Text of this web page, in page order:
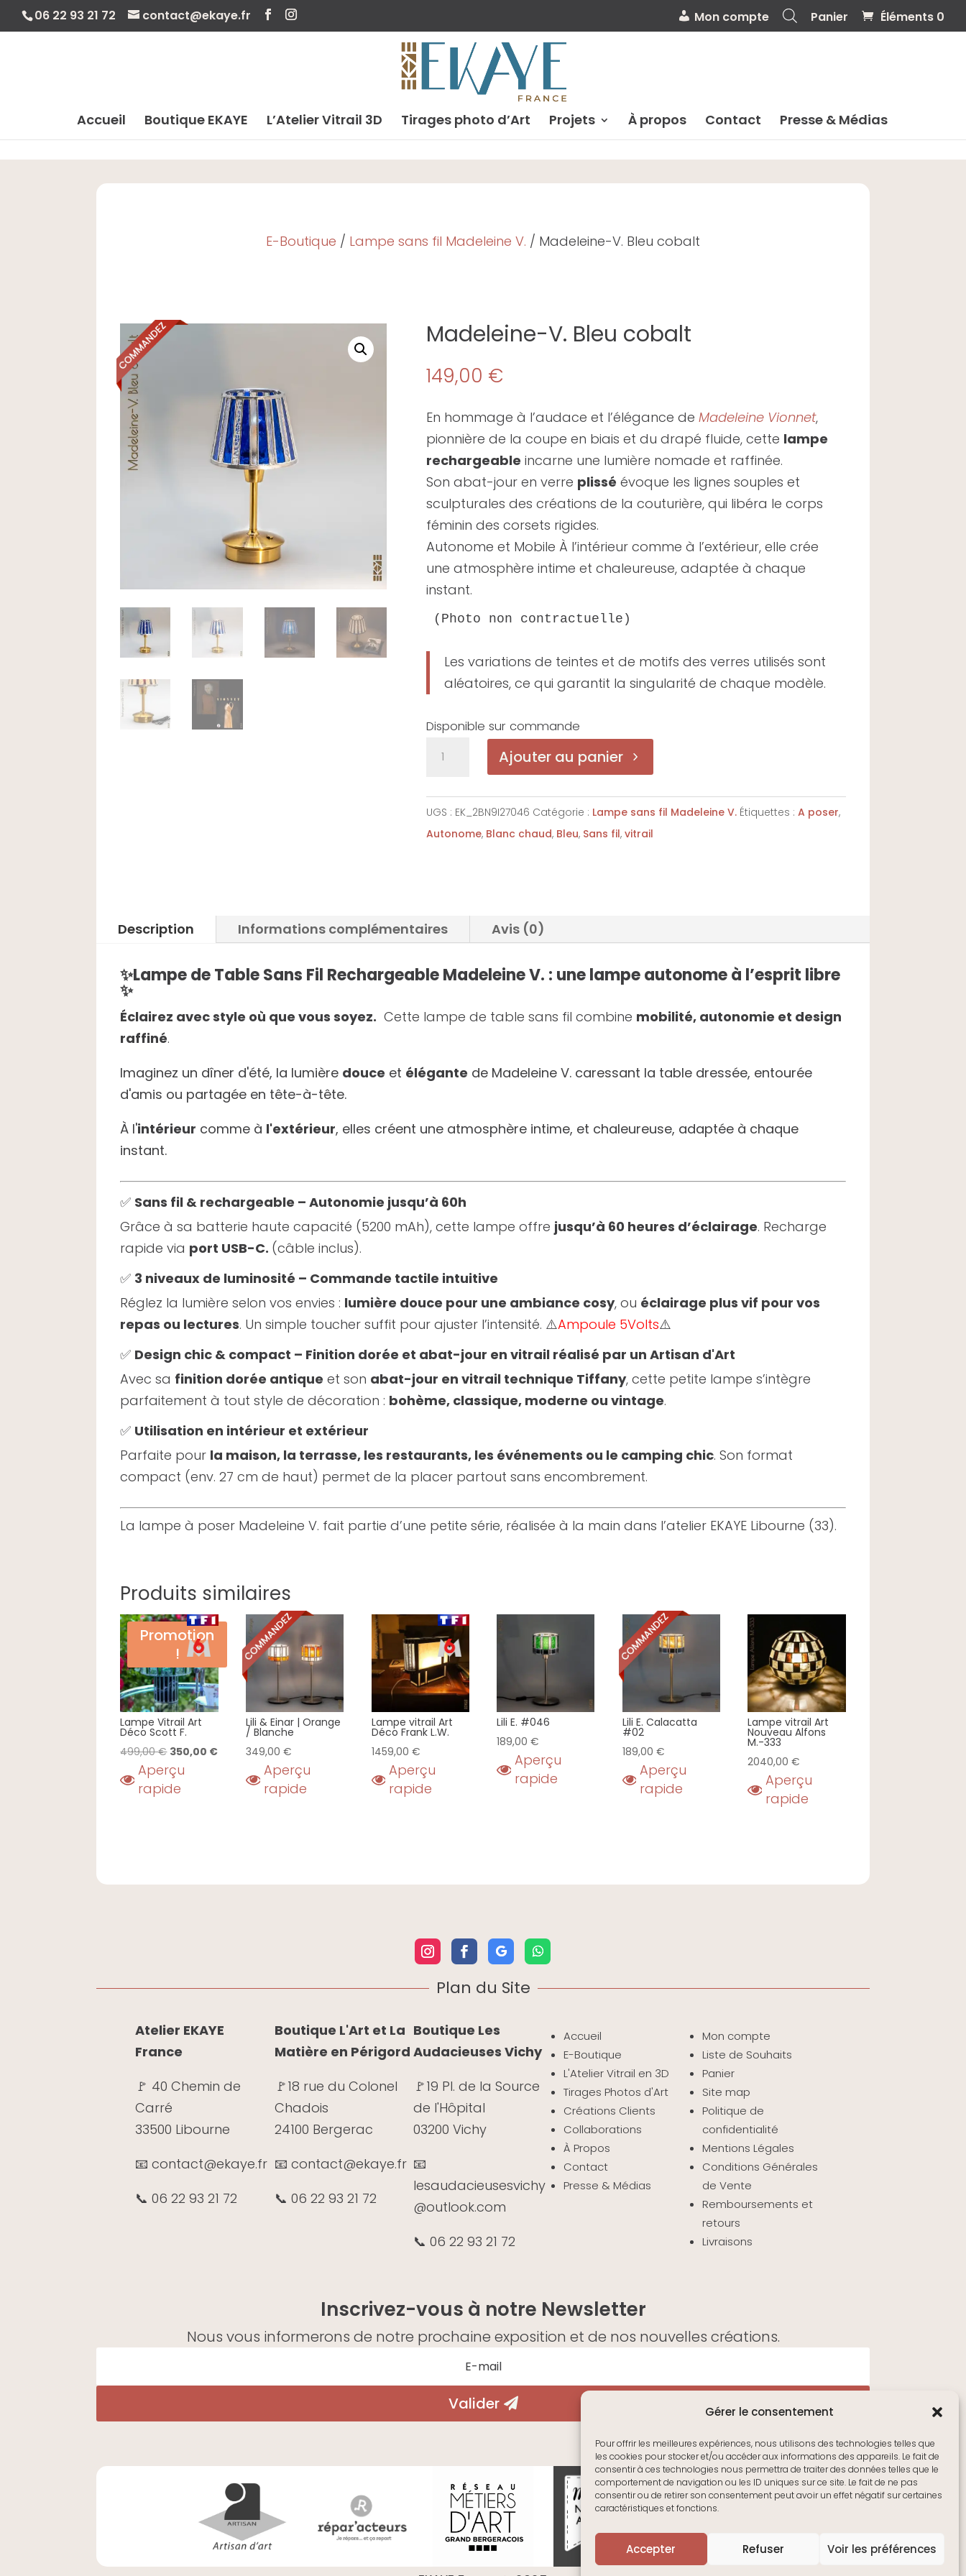
Gérer le consentement
Pour offrir les meilleures expériences, nous utilisons des technologies telles que
les cookies pour stocker et/ou accéder aux informations des appareils. Le fait de
consentir à ces technologies nous permettra de traiter des données telles que le
comportement de navigation ou les ID uniques sur ce site. Le fait de ne pas
consentir ou de retirer son consentement peut avoir un effet négatif sur certaines
caractéristiques et fonctions.
Accepter Refuser Voir les préférences
06 22 93 21 72 contact@ekaye.fr Mon compte Panier Éléments 0
Accueil Boutique EKAYE L’Atelier Vitrail 3D Tirages photo d’Art Projets À propos Contact Presse & Médias
E-Boutique / Lampe sans fil Madeleine V. / Madeleine-V. Bleu cobalt
Madeleine-V. Bleu cobalt
149,00 €
En hommage à l’audace et l’élégance deMadeleine Vionnet,
pionnière de la coupe en biais et du drapé fluide, cette lampe
rechargeable incarne une lumière nomade et raffinée.
Son abat-jour en verre plissé évoque les lignes souples et
sculpturales des créations de la couturière, qui libéra le corps
féminin des corsets rigides.
Autonome et Mobile À l’intérieur comme à l’extérieur, elle crée
une atmosphère intime et chaleureuse, adaptée à chaque
instant.
(Photo non contractuelle)
Les variations de teintes et de motifs des verres utilisés sont
aléatoires, ce qui garantit la singularité de chaque modèle.
Disponible sur commande
V.
Bleu
Ajouter au panier
UGS : EK_2BN9I27046 Catégorie : Lampe sans fil Madeleine V. Étiquettes :A poser,
Autonome, Blanc chaud, Bleu, Sans fil,vitrail
Description Informations complémentaires Avis (0)
✨Lampe de Table Sans Fil Rechargeable Madeleine V. : une lampe autonome à l’esprit libre
✨
Éclairez avec style où que vous soyez. Cette lampe de table sans fil combine mobilité, autonomie et design
raffiné.
Imaginez un dîner d'été, la lumière douce et élégante de Madeleine V. caressant la table dressée, entourée
d'amis ou partagée en tête-à-tête.
À l'intérieur comme à l'extérieur, elles créent une atmosphère intime, et chaleureuse, adaptée à chaque
instant.
✅ Sans fil & rechargeable – Autonomie jusqu’à 60h
Grâce à sa batterie haute capacité (5200 mAh), cette lampe offre jusqu’à 60 heures d’éclairage. Recharge
rapide via port USB-C. (câble inclus).
✅ 3 niveaux de luminosité – Commande tactile intuitive
Réglez la lumière selon vos envies : lumière douce pour une ambiance cosy, ou éclairage plus vif pour vos
repas ou lectures. Un simple toucher suffit pour ajuster l’intensité. ⚠️Ampoule 5Volts⚠️
✅ Design chic & compact – Finition dorée et abat-jour en vitrail réalisé par un Artisan d'Art
Avec sa finition dorée antique et son abat-jour en vitrail technique Tiffany, cette petite lampe s’intègre
parfaitement à tout style de décoration : bohème, classique, moderne ou vintage.
✅ Utilisation en intérieur et extérieur
Parfaite pour la maison, la terrasse, les restaurants, les événements ou le camping chic. Son format
compact (env. 27 cm de haut) permet de la placer partout sans encombrement.
La lampe à poser Madeleine V. fait partie d’une petite série, réalisée à la main dans l’atelier EKAYE Libourne (33).
Produits similaires
Promotion
!
Lampe Vitrail Art
Déco Scott F.
499,00€ Le
prix
initial
350,00 €Le
actuel
Aperçu
rapide
Lili & Einar | Orange
/ Blanche
349,00 €
Aperçu
rapide
Lampe vitrail Art
Déco Frank L.W.
1459,00 €
Aperçu
rapide
Lili E. #046
189,00€
Aperçu
rapide
Lili E. Calacatta
#02
189,00 €
Aperçu
rapide
Lampe vitrail Art
Nouveau Alfons
M.-333
2040,00€
Aperçu
rapide
Plan du Site
Atelier EKAYE
France
🚩 40 Chemin de
Carré
33500 Libourne
📧 contact@ekaye.fr
📞 06 22 93 21 72
Boutique L'Art et La
Matière en Périgord
🚩18 rue du Colonel
Chadois
24100 Bergerac
📧 contact@ekaye.fr
📞 06 22 93 21 72
Boutique Les
Audacieuses Vichy
🚩19 Pl. de la Source
de l'Hôpital
03200 Vichy
📧
lesaudacieusesvichy
@outlook.com
📞 06 22 93 21 72
Accueil
E-Boutique
L'Atelier Vitrail en 3D
Tirages Photos d'Art
Créations Clients
Collaborations
À Propos
Contact
Presse & Médias
Mon compte
Liste de Souhaits
Panier
Site map
Politique de
confidentialité
Mentions Légales
Conditions Générales
de Vente
Remboursements et
retours
Livraisons
Inscrivez-vous à notre Newsletter
Nous vous informerons de notre prochaine exposition et de nos nouvelles créations.
Valider